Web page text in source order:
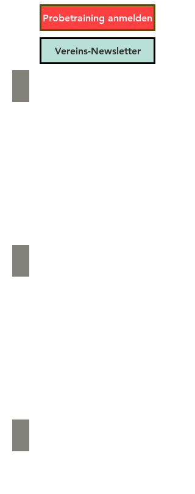
Probetraining anmelden
Vereins-Newsletter